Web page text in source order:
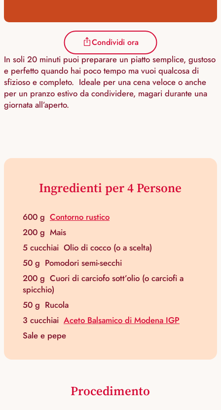
Condividi ora
In soli 20 minuti puoi preparare un piatto semplice, gustoso
e perfetto quando hai poco tempo ma vuoi qualcosa di
sfizioso e completo. Ideale per una cena veloce o anche
per un pranzo estivo da condividere, magari durante una
giornata all’aperto.
Ingredienti per 4 Persone
600 g Contorno rustico
200 g Mais
5 cucchiai Olio di cocco (o a scelta)
50 g Pomodori semi-secchi
200 g Cuori di carciofo sott’olio (o carciofi a
spicchio)
50 g Rucola
3 cucchiai Aceto Balsamico di Modena IGP
Sale e pepe
Procedimento